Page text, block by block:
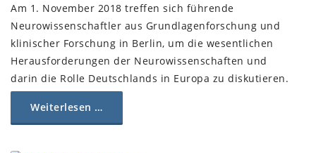
Am 1. November 2018 treffen sich führende
Neurowissenschaftler aus Grundlagenforschung und
klinischer Forschung in Berlin, um die wesentlichen
Herausforderungen der Neurowissenschaften und
darin die Rolle Deutschlands in Europa zu diskutieren.
Weiterlesen …